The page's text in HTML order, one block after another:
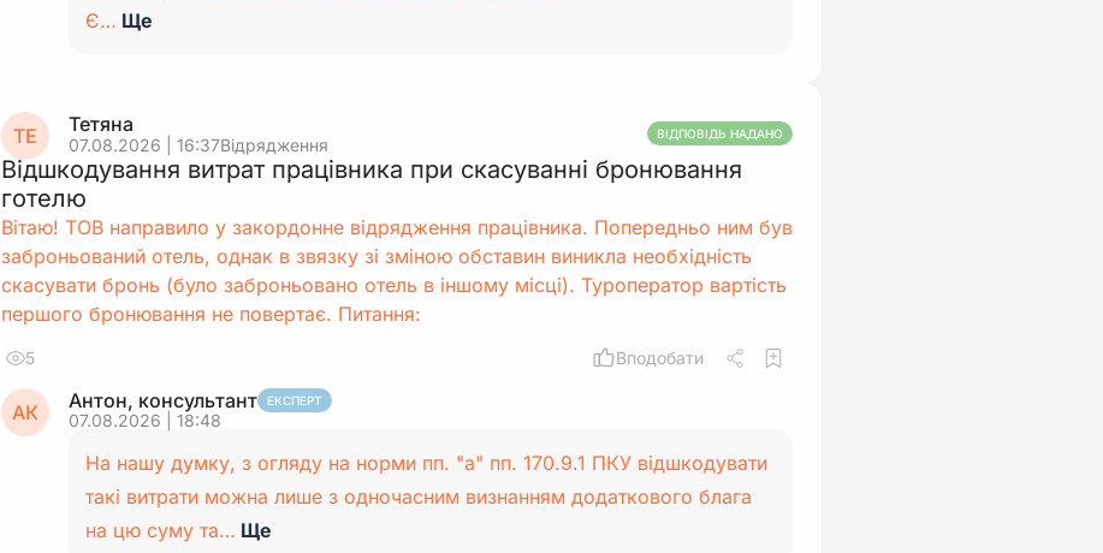
Є… Ще
ТЕ Тетяна
07.08.2026 | 16:37Відрядження
ВІДПОВІДЬ НАДАНО
Відшкодування витрат працівника при скасуванні бронювання
готелю
Вітаю! ТОВ направило у закордонне відрядження працівника. Попередньо ним був
заброньований отель, однак в звязку зі зміною обставин виникла необхідність
скасувати бронь (було заброньовано отель в іншому місці). Туроператор вартість
першого бронювання не повертає. Питання:
5 Вподобати
АК Антон, консультант ЕКСПЕРТ
07.08.2026 | 18:48
На нашу думку, з огляду на норми пп. "а" пп. 170.9.1 ПКУ відшкодувати
такі витрати можна лише з одночасним визнанням додаткового блага
на цю суму та… Ще